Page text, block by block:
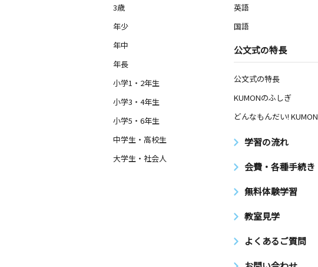
長野県佐久市野沢２６－１ 田中屋ビル２Ｆ
金 土 日
埼玉県秩父市下影森７１７－１４
藤岡平井教室
金 土
日
群馬県藤岡市緑埜３５８
3歳
年少
年中
年長
小学1・2年生
小学3・4年生
小学5・6年生
中学生・高校生
大学生・社会人
英語
国語
公文式の特長
公文式の特長
KUMONのふしぎ
どんなもんだい! KUMON
学習の流れ
会費・各種手続き
無料体験学習
教室見学
よくあるご質問